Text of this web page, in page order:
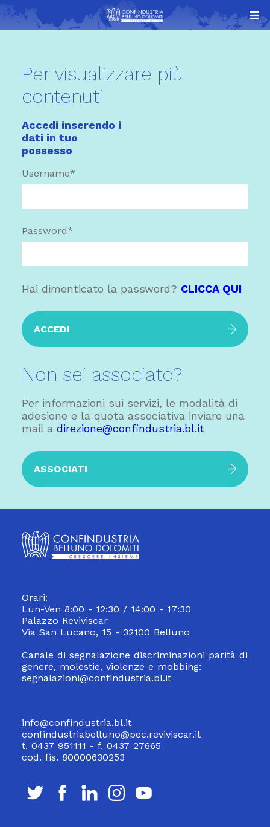
Per visualizzare più
contenuti
Accedi inserendo i
dati in tuo
possesso
Username*
Password*
Hai dimenticato la password? CLICCA QUI
ACCEDI
Non sei associato?
Per informazioni sui servizi, le modalità di
adesione e la quota associativa inviare una
mail a direzione@confindustria.bl.it
ASSOCIATI
Orari:
Lun-Ven 8:00 - 12:30 / 14:00 - 17:30
Palazzo Reviviscar
Via San Lucano, 15 - 32100 Belluno
Canale di segnalazione discriminazioni parità di
genere, molestie, violenze e mobbing:
segnalazioni@confindustria.bl.it
info@confindustria.bl.it
confindustriabelluno@pec.reviviscar.it
t. 0437 951111 - f. 0437 27665
cod. fis. 80000630253